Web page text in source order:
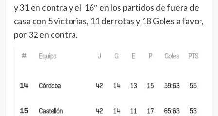
y 31 en contra y el 16° en los partidos de fuera de
casa con 5 victorias, 11 derrotas y 18 Goles a favor,
por 32 en contra.